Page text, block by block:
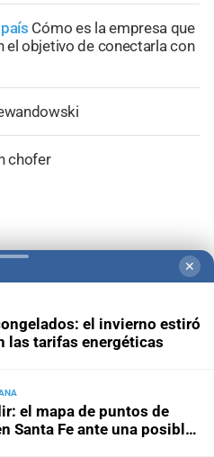
Cómo es la empresa que
el objetivo de conectarla con
chofer
✕
el invierno estiró
las tarifas energéticas
el mapa de puntos de
Santa Fe ante una posible